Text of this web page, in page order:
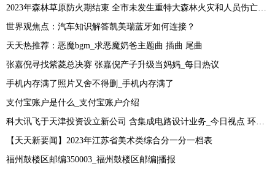
2023年森林草原防火期结束 全市未发生重特大森林火灾和人员伤亡事故
世界观焦点：汽车知识解答凯美瑞蓝牙如何连接？
天天热推荐：恶魔bgm_求恶魔奶爸主题曲 插曲 尾曲
张嘉倪寻找紫菱总决赛 张嘉倪产子升级当妈妈_每日热议
手机内存满了照片又舍不得删_手机内存满了
支付宝账户是什么_支付宝账户介绍
科大讯飞于天津投资设立新公司 含集成电路设计业务_今日视点 环球今头条
【天天新要闻】2023年江苏省美术类综合分一分一档表
福州鼓楼区邮编350003_福州鼓楼区邮编|播报